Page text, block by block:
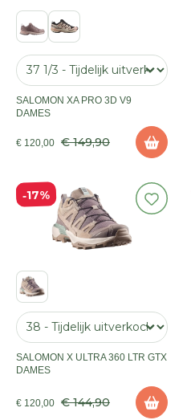
SALOMON XA PRO 3D V9
DAMES
€ 120,00 € 149,90
17%
SALOMON X ULTRA 360 LTR GTX
DAMES
€ 120,00 € 144,90